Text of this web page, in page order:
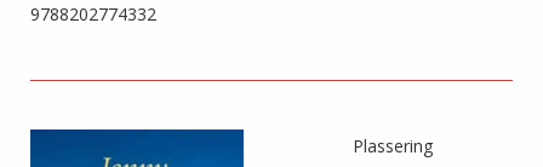
9788202774332
Plassering